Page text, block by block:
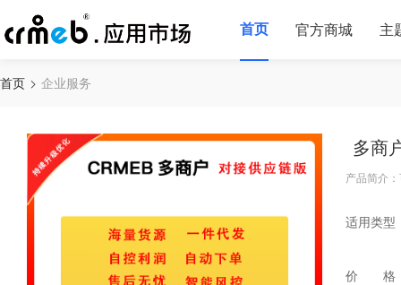
首页 官方商城 主
首页 企业服务
多商
产品简介
适用类型
价 格